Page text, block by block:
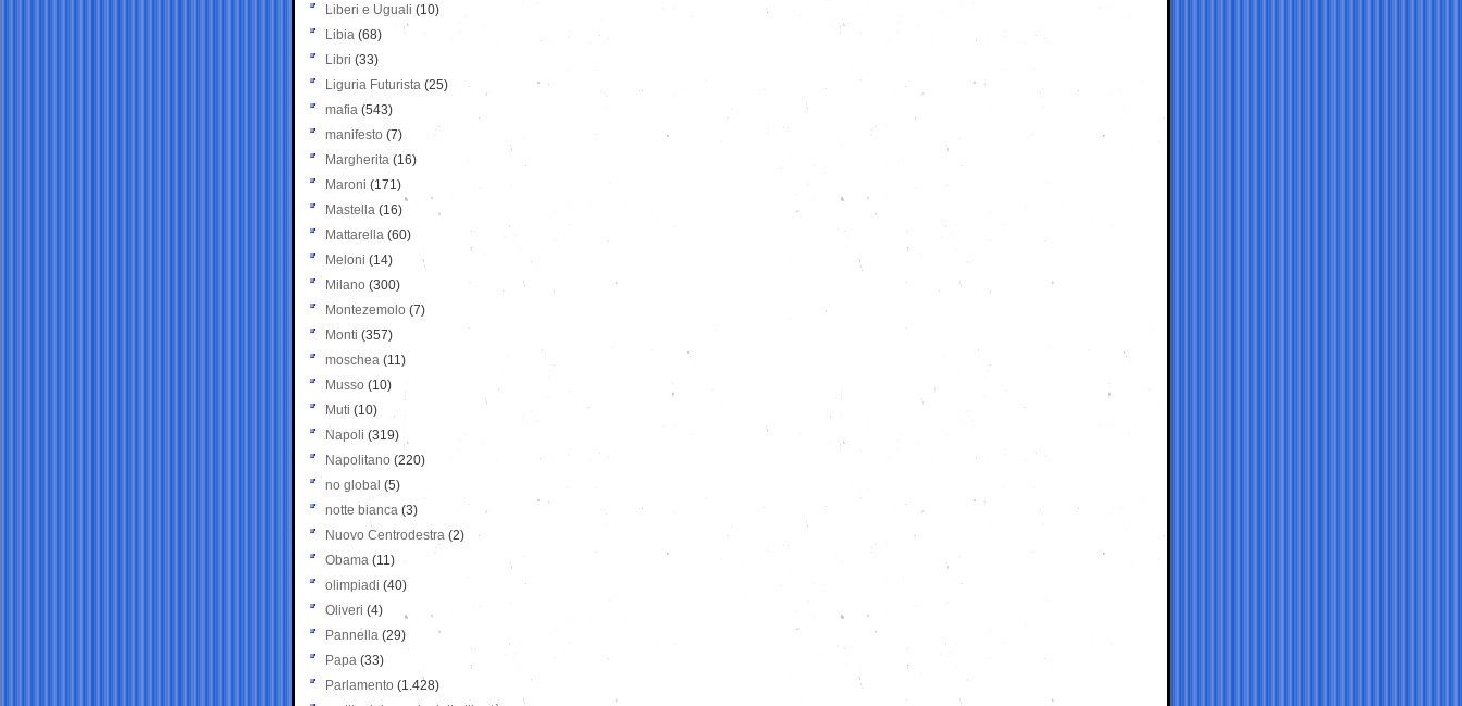
Liberi e Uguali (10)
Libia (68)
Libri (33)
Liguria Futurista (25)
mafia (543)
manifesto (7)
Margherita (16)
Maroni (171)
Mastella (16)
Mattarella (60)
Meloni (14)
Milano (300)
Montezemolo (7)
Monti (357)
moschea (11)
Musso (10)
Muti (10)
Napoli (319)
Napolitano (220)
no global (5)
notte bianca (3)
Nuovo Centrodestra (2)
Obama (11)
olimpiadi (40)
Oliveri (4)
Pannella (29)
Papa (33)
Parlamento (1.428)